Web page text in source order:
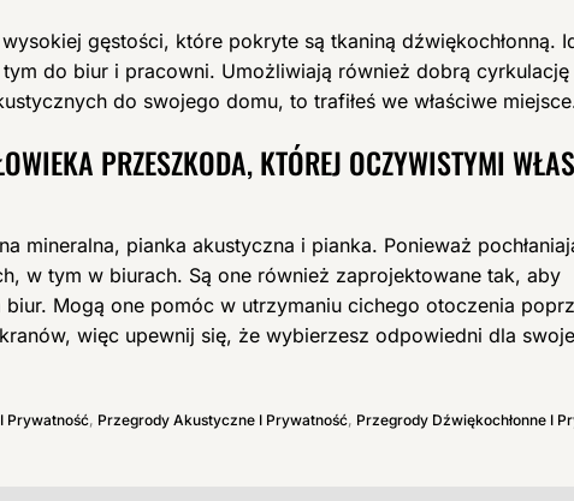
gęstości, które pokryte są tkaniną dźwiękochłonną.
do biur i pracowni. Umożliwiają również dobrą
do swojego domu, to trafiłeś we właściwe
PRZESZKODA, KTÓREJ OCZYWISTYMI
mineralna, pianka akustyczna i pianka. Ponieważ
w tym w biurach. Są one również zaprojektowane tak, aby
Mogą one pomóc w utrzymaniu cichego otoczenia
więc upewnij się, że wybierzesz odpowiedni dla
Prywatność, Przegrody Akustyczne I Prywatność, Przegrody Dźwiękochłonne I